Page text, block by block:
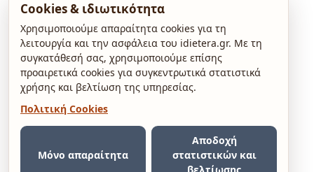
Cookies & ιδιωτικότητα
Χρησιμοποιούμε απαραίτητα cookies για τη
λειτουργία και την ασφάλεια του idietera.gr. Με τη
συγκατάθεσή σας, χρησιμοποιούμε επίσης
προαιρετικά cookies για συγκεντρωτικά στατιστικά
χρήσης και βελτίωση της υπηρεσίας.
Πολιτική Cookies
Μόνο απαραίτητα
Αποδοχή
στατιστικών και